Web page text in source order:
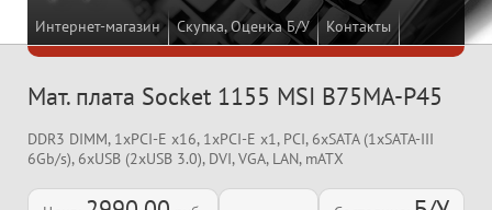
Интернет-магазин Скупка, Оценка Б/У Контакты
Мат. плата Socket 1155 MSI B75MA-P45
DDR3 DIMM, 1xPCI-E x16, 1xPCI-E x1, PCI, 6xSATA (1xSATA-III
6Gb/s), 6xUSB (2xUSB 3.0), DVI, VGA, LAN, mATX